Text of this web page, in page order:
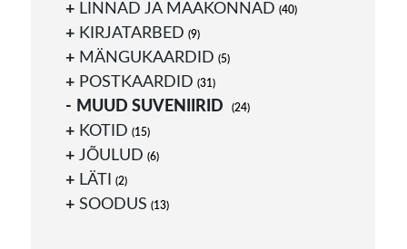
LINNAD JA MAAKONNAD (40)
KIRJATARBED (9)
MÄNGUKAARDID (5)
POSTKAARDID (31)
MUUD SUVENIIRID (24)
KOTID (15)
JÕULUD (6)
LÄTI (2)
SOODUS (13)